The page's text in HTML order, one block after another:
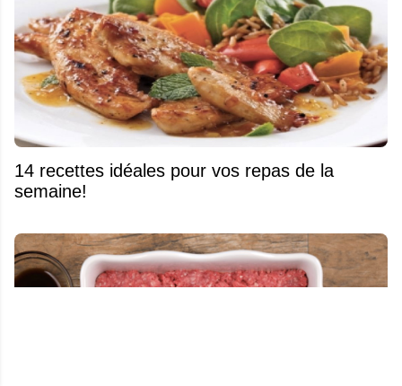
14 recettes idéales pour vos repas de la
semaine!